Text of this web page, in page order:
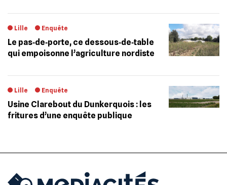
Lille Enquête
Le pas‐de‐porte, ce dessous‐de‐table
qui empoisonne l’agriculture nordiste
Lille Enquête
Usine Clarebout du Dunkerquois : les
fritures d’une enquête publique